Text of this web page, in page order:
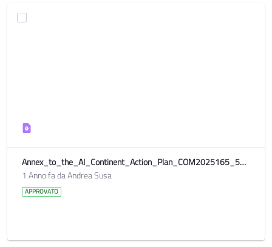
Annex_to_the_AI_Continent_Action_Plan_COM2025165_5OcpRk2EgLVJ9pIx0slBSXI6t2A_114522
1 Anno fa da Andrea Susa
APPROVATO